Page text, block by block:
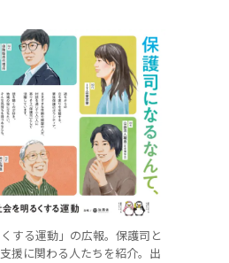
する運動」の広報。保護司と
援に関わる人たちを紹介。出